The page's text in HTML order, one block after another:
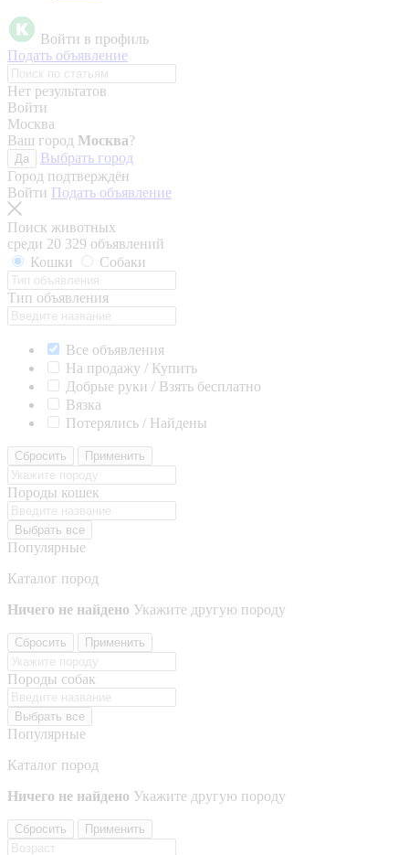
Войти в профиль
Подать объявление
Нет результатов
Войти
Москва
Ваш город Москва?
Да
Выбрать город
Город подтверждён
Войти Подать объявление
Поиск животных
среди 20 329 объявлений
Кошки
Собаки
Тип объявления
Все объявления
На продажу / Купить
Добрые руки / Взять бесплатно
Вязка
Потерялись / Найдены
Сбросить Применить
Породы кошек
Выбрать все
Популярные
Каталог пород
Ничего не найдено Укажите другую породу
Сбросить Применить
Породы собак
Выбрать все
Популярные
Каталог пород
Ничего не найдено Укажите другую породу
Сбросить Применить